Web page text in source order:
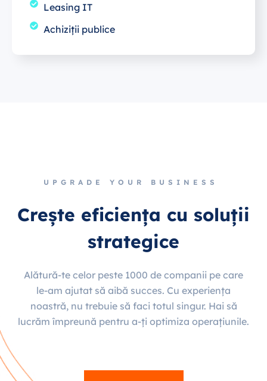
Leasing IT
Achiziții publice
UPGRADE YOUR BUSINESS
Crește eficiența cu soluții
strategice
Alătură-te celor peste 1000 de companii pe care
le-am ajutat să aibă succes. Cu experiența
noastră, nu trebuie să faci totul singur. Hai să
lucrăm împreună pentru a-ți optimiza operațiunile.